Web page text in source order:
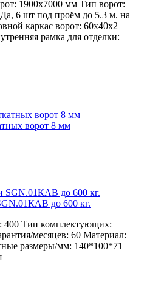
1900х7000 мм Тип ворот:
Да, 6 шт под проём до 5.3 м. на
каркас ворот: 60х40х2
рамка для отделки:
ворот 8 мм
до 600 кг.
400 Тип комплектующих:
месяцев: 60 Материал:
размеры/мм: 140*100*71